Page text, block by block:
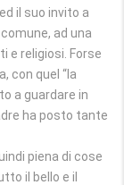
il suo invito a
ad una
e religiosi. Forse
con quel “la
a guardare in
ha posto tante
piena di cose
il bello e il